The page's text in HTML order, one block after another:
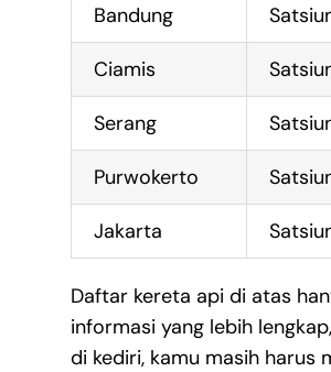
Bandung
Ciamis
Serang
Purwokerto
Jakarta
Daftar kereta api di atas
informasi yang lebih
di kediri, kamu masih harus